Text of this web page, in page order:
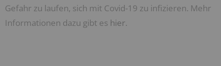
Gefahr zu laufen, sich mit Covid-19 zu infizieren. Mehr
Informationen dazu gibt es hier.